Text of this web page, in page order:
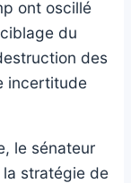
ont oscillé
du
des
incertitude
le sénateur
stratégie de